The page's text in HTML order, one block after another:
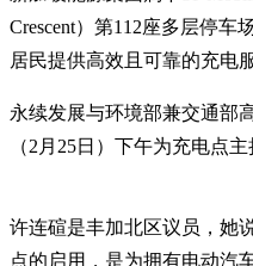
Crescent）第112座多层停车
居民提供高效且可靠的充电
永续发展与环境部兼交通部
（2月25日）下午为充电点主
许连碹是丰加北区议员，她
点的启用，是为拥有电动汽